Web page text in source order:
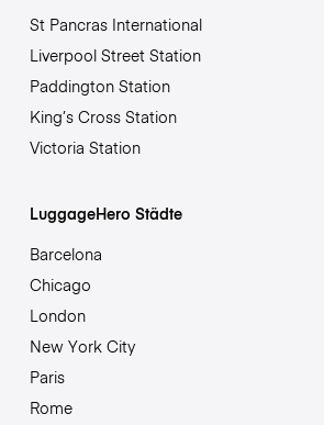
St Pancras International
Liverpool Street Station
Paddington Station
King’s Cross Station
Victoria Station
LuggageHero Städte
Barcelona
Chicago
London
New York City
Paris
Rome